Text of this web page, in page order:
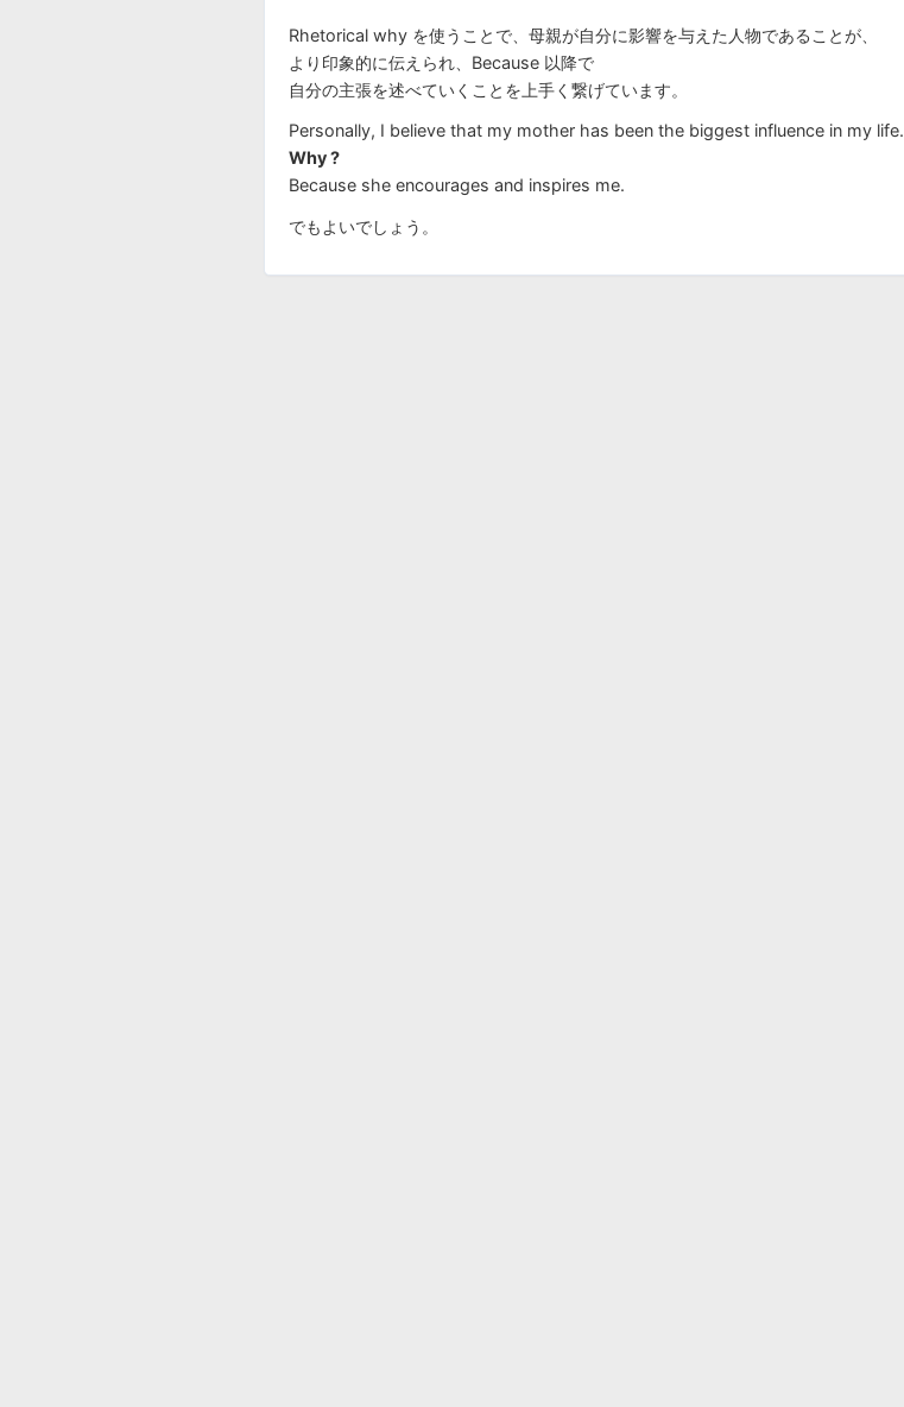
Rhetorical why を使うことで、母親が自分に影響を与えた人物であることが、
より印象的に伝えられ、Because 以降で
自分の主張を述べていくことを上手く繋げています。
Personally, I believe that my mother has been the biggest influence in my life.
Why ?
Because she encourages and inspires me.
でもよいでしょう。